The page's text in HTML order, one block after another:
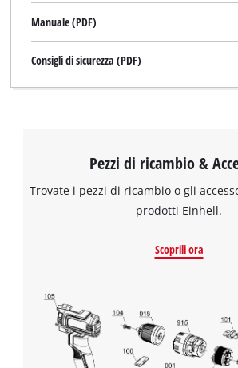
Abbiamo bisogno del
per caricare il servizio
This content is not
to trackers that are not
visitor. The website
the site with their CMP
Manuale (PDF)
Consigli di sicurezza (PDF)
Pezzi di ricambio &
Trovate i pezzi di ricambio o gli
prodotti Einhell.
Scoprili ora